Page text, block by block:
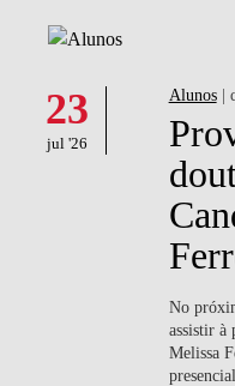
23
jul '26
Alunos|
No
assistir à
Melissa